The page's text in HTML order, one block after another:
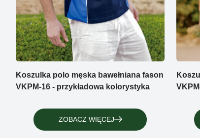
Koszulka polo męska bawełniana fason
VKPM-16 - przykładowa kolorystyka
ZOBACZ WIĘCEJ